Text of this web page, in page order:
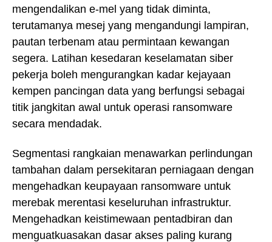
mengendalikan e-mel yang tidak diminta,
terutamanya mesej yang mengandungi lampiran,
pautan terbenam atau permintaan kewangan
segera. Latihan kesedaran keselamatan siber
pekerja boleh mengurangkan kadar kejayaan
kempen pancingan data yang berfungsi sebagai
titik jangkitan awal untuk operasi ransomware
secara mendadak.
Segmentasi rangkaian menawarkan perlindungan
tambahan dalam persekitaran perniagaan dengan
mengehadkan keupayaan ransomware untuk
merebak merentasi keseluruhan infrastruktur.
Mengehadkan keistimewaan pentadbiran dan
menguatkuasakan dasar akses paling kurang